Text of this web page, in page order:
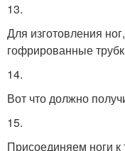
13.
Для изготовления
гофрированные
14.
Вот что должно
15.
Присоединяем ноги к